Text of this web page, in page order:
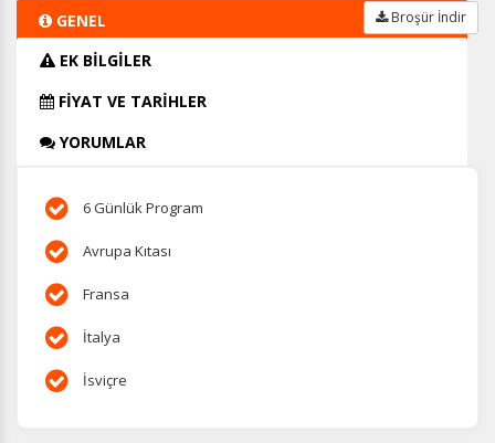
GENEL
EK BİLGİLER
FİYAT VE TARİHLER
YORUMLAR
Broşür İndir
6 Günlük Program
Avrupa Kıtası
Fransa
İtalya
İsviçre